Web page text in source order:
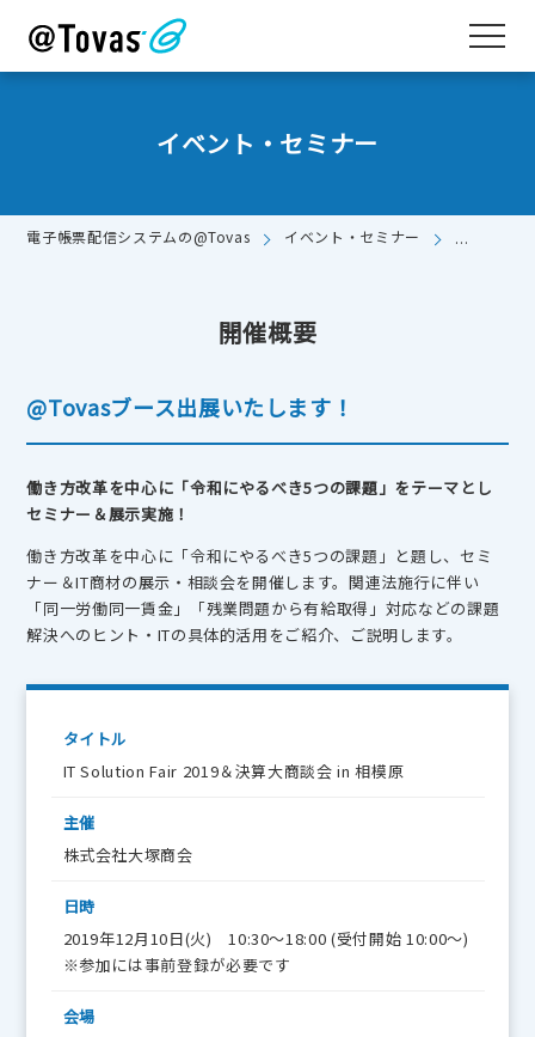
イベント・セミナー
電子帳票配信システムの@Tovas イベント・セミナー
開催概要
@Tovasブース出展いたします！
働き方改革を中心に「令和にやるべき5つの課題」をテーマとし
セミナー＆展示実施！
働き方改革を中心に「令和にやるべき5つの課題」と題し、セミ
ナー＆IT商材の展示・相談会を開催します。関連法施行に伴い
「同一労働同一賃金」「残業問題から有給取得」対応などの課題
解決へのヒント・ITの具体的活用をご紹介、ご説明します。
タイトル
IT Solution Fair 2019＆決算大商談会 in 相模原
主催
株式会社大塚商会
日時
2019年12月10日(火) 10:30～18:00 (受付開始 10:00～)
※参加には事前登録が必要です
会場